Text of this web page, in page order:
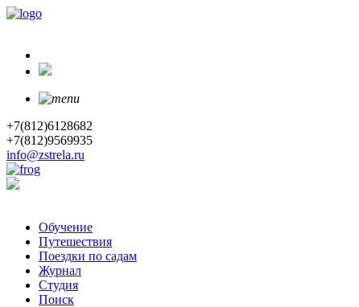
+7(812)6128682
+7(812)9569935
info@zstrela.ru
Обучение
Путешествия
Поездки по садам
Журнал
Студия
Поиск